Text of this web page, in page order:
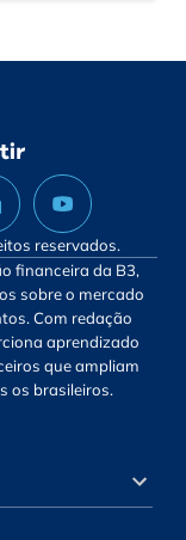
reservados.
financeira da B3,
sobre o mercado
Com redação
aprendizado
que ampliam
os brasileiros.